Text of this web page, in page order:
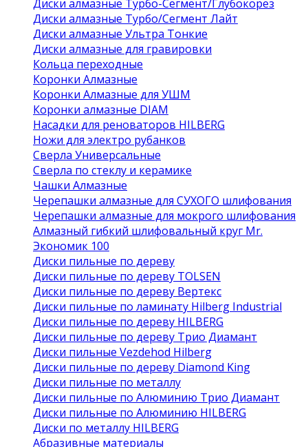
Диски алмазные Турбо-Сегмент/Глубокорез
Диски алмазные Турбо/Сегмент Лайт
Диски алмазные Ультра Тонкие
Диски алмазные для гравировки
Кольца переходные
Коронки Алмазные
Коронки Алмазные для УШМ
Коронки алмазные DIAM
Насадки для реноваторов HILBERG
Ножи для электро рубанков
Сверла Универсальные
Сверла по стеклу и керамике
Чашки Алмазные
Черепашки алмазные для СУХОГО шлифования
Черепашки алмазные для мокрого шлифования
Алмазный гибкий шлифовальный круг Mr.
Экономик 100
Диски пильные по дереву
Диски пильные по дереву TOLSEN
Диски пильные по дереву Вертекс
Диски пильные по ламинату Hilberg Industrial
Диски пильные по дереву HILBERG
Диски пильные по дереву Трио Диамант
Диски пильные Vezdehod Hilberg
Диски пильные по дереву Diamond King
Диски пильные по металлу
Диски пильные по Алюминию Трио Диамант
Диски пильные по Алюминию HILBERG
Диски по металлу HILBERG
Абразивные материалы